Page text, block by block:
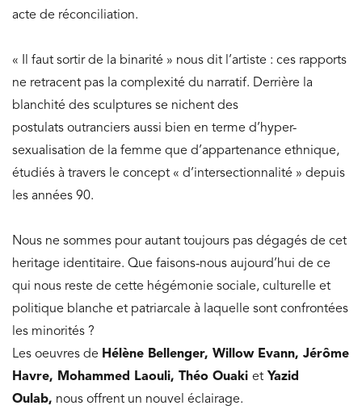
acte de réconciliation.
« Il faut sortir de la binarité » nous dit l’artiste : ces rapports
ne retracent pas la complexité du narratif. Derrière la
blanchité des sculptures se nichent des
postulats outranciers aussi bien en terme d’hyper-
sexualisation de la femme que d’appartenance ethnique,
étudiés à travers le concept « d’intersectionnalité » depuis
les années 90.
Nous ne sommes pour autant toujours pas dégagés de cet
heritage identitaire. Que faisons-nous aujourd’hui de ce
qui nous reste de cette hégémonie sociale, culturelle et
politique blanche et patriarcale à laquelle sont confrontées
les minorités ?
Les oeuvres de Hélène Bellenger, Willow Evann, Jérôme
Havre, Mohammed Laouli, Théo Ouaki et Yazid
Oulab, nous offrent un nouvel éclairage.